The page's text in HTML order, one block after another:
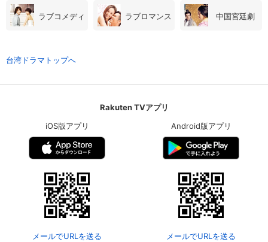
ラブコメディ ラブロマンス 中国宮廷劇
台湾ドラマトップへ
Rakuten TVアプリ
iOS版アプリ
メールでURLを送る
Android版アプリ
メールでURLを送る